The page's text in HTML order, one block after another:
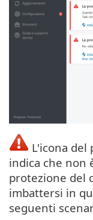
L'icona del
indica che non
protezione del
imbattersi in
seguenti